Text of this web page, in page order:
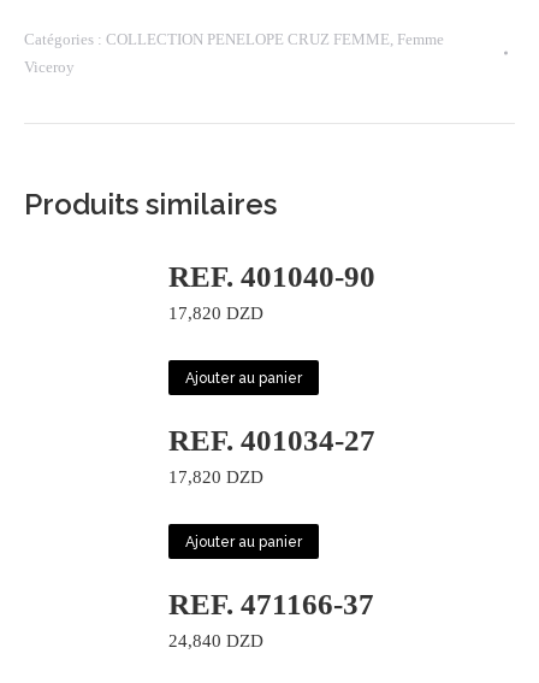
Catégories : COLLECTION PENELOPE CRUZ FEMME, Femme
Viceroy
Produits similaires
REF. 401040-90
17,820 DZD
Ajouter au panier
REF. 401034-27
17,820 DZD
Ajouter au panier
REF. 471166-37
24,840 DZD